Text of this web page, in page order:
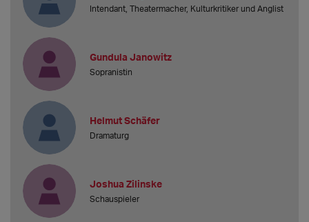
Intendant, Theatermacher, Kulturkritiker und Anglist
Gundula Janowitz
Sopranistin
Helmut Schäfer
Dramaturg
Joshua Zilinske
Schauspieler